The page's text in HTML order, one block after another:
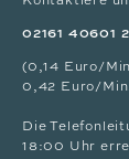
02161 40601
(0,14 Euro/
0,42 Euro/
Die
18:00 Uhr